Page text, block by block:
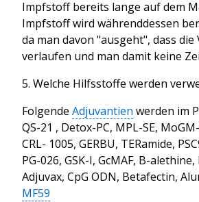
Impfstoff bereits lange auf dem
Impfstoff wird währenddessen
da man davon "ausgeht", dass
verlaufen und man damit keine
5. Welche Hilfsstoffe werden
Folgende Adjuvantien werden im
QS-21 , Detox-PC, MPL-SE,
CRL- 1005, GERBU, TERamide,
PG-026, GSK-I, GcMAF, B-alethine,
Adjuvax, CpG ODN, Betafectin,
MF59